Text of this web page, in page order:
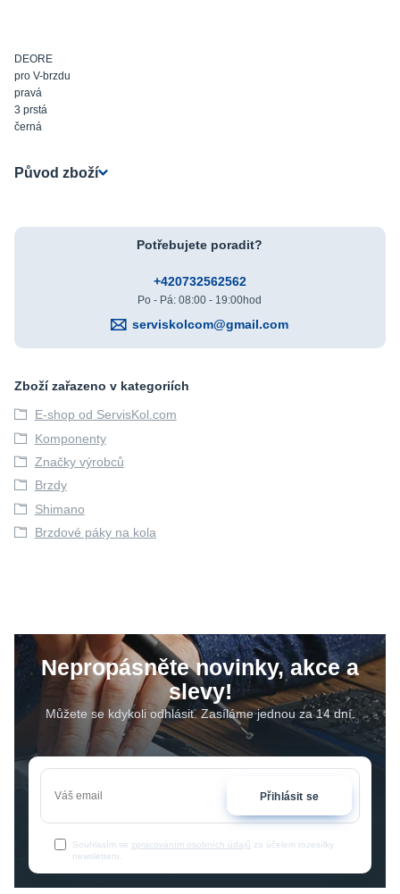
DEORE
pro V-brzdu
pravá
3 prstá
černá
Původ zboží
Potřebujete poradit?
+420732562562
Po - Pá: 08:00 - 19:00hod
serviskolcom@gmail.com
Zboží zařazeno v kategoriích
E-shop od ServisKol.com
Komponenty
Značky výrobců
Brzdy
Shimano
Brzdové páky na kola
Nepropásněte novinky, akce a
slevy!
Můžete se kdykoli odhlásit. Zasíláme jednou za 14 dní.
Přihlásit se
Souhlasím se zpracováním osobních údajů za účelem rozesílky
newsletteru.